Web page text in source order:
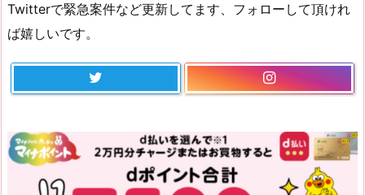
Twitterで緊急案件など更新してます、フォローして頂けれ
ば嬉しいです。